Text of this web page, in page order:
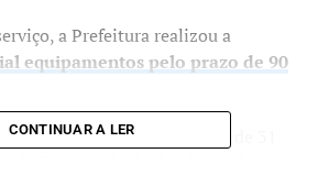
a Prefeitura realizou a
equipamentos pelo prazo de 90
um contrato para a locação de 31
CONTINUAR A LER